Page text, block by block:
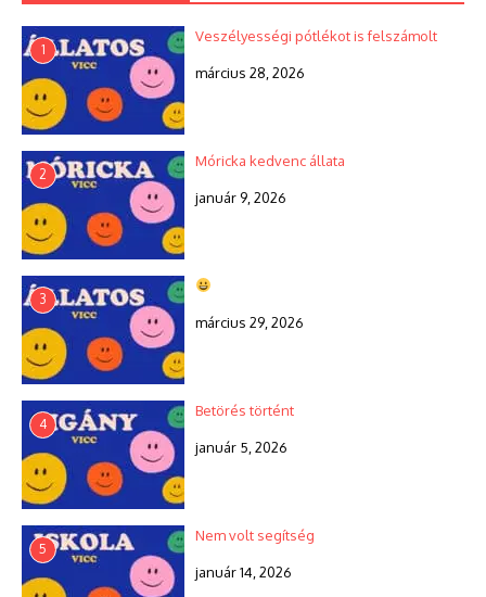
1
Veszélyességi pótlékot is felszámolt
március 28, 2026
2
Móricka kedvenc állata
január 9, 2026
3
március 29, 2026
4
Betörés történt
január 5, 2026
5
Nem volt segítség
január 14, 2026